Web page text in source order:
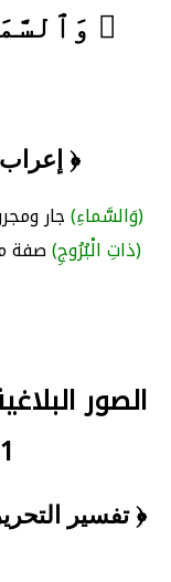
﴿
﴿
(وَالسَّماءِ)جار
(ذاتِ الْبُرُوجِ)صفة
الصور
1 - سورة البروج
﴿ تفسير